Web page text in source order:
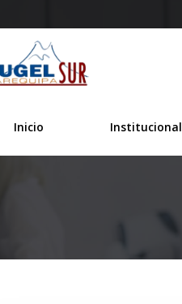
Inicio Institucional